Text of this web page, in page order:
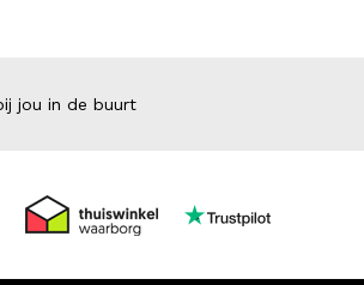
jou in de buurt